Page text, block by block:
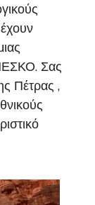
Σας
Πέτρας ,